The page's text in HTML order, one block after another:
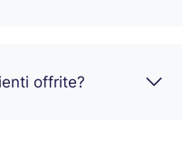
offrite?